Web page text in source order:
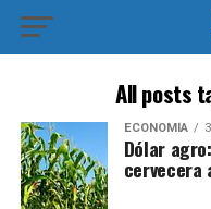
All posts
ECONOMÍA
Dólar
cervecera